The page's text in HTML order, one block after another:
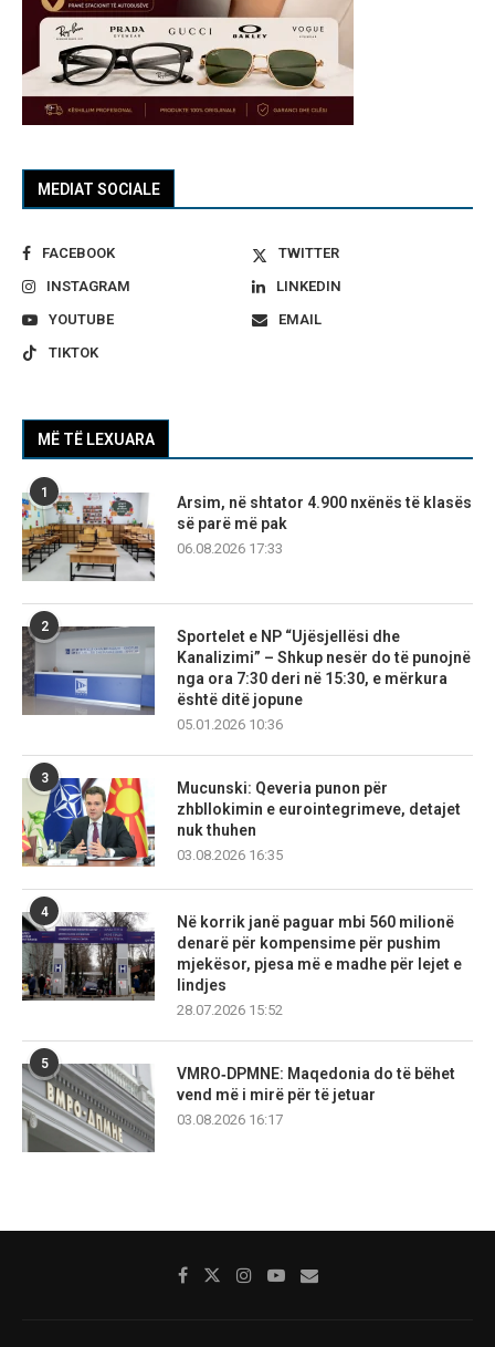
MEDIAT SOCIALE
FACEBOOK
TWITTER
INSTAGRAM
LINKEDIN
YOUTUBE
EMAIL
TIKTOK
MË TË LEXUARA
1
Arsim, në shtator 4.900 nxënës të klasës
së parë më pak
06.08.2026 17:33
2
Sportelet e NP “Ujësjellësi dhe
Kanalizimi” – Shkup nesër do të punojnë
nga ora 7:30 deri në 15:30, e mërkura
është ditë jopune
05.01.2026 10:36
3
Mucunski: Qeveria punon për
zhbllokimin e eurointegrimeve, detajet
nuk thuhen
03.08.2026 16:35
4
Në korrik janë paguar mbi 560 milionë
denarë për kompensime për pushim
mjekësor, pjesa më e madhe për lejet e
lindjes
28.07.2026 15:52
5
VMRO‑DPMNE: Maqedonia do të bëhet
vend më i mirë për të jetuar
03.08.2026 16:17